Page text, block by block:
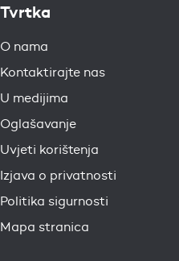
Tvrtka
O nama
Kontaktirajte nas
U medijima
Oglašavanje
Uvjeti korištenja
Izjava o privatnosti
Politika sigurnosti
Mapa stranica